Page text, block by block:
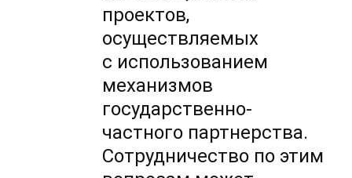
проектов,
осуществляемых
с использованием
механизмов
государственно-
частного партнерства.
Сотрудничество по этим